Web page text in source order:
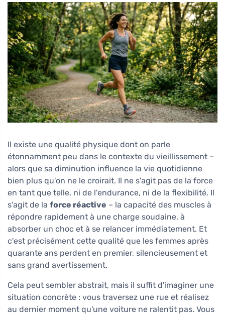
Il existe une qualité physique dont on parle
étonnamment peu dans le contexte du vieillissement –
alors que sa diminution influence la vie quotidienne
bien plus qu'on ne le croirait. Il ne s'agit pas de la force
en tant que telle, ni de l'endurance, ni de la flexibilité. Il
s'agit de la force réactive – la capacité des muscles à
répondre rapidement à une charge soudaine, à
absorber un choc et à se relancer immédiatement. Et
c'est précisément cette qualité que les femmes après
quarante ans perdent en premier, silencieusement et
sans grand avertissement.
Cela peut sembler abstrait, mais il suffit d'imaginer une
situation concrète : vous traversez une rue et réalisez
au dernier moment qu'une voiture ne ralentit pas. Vous